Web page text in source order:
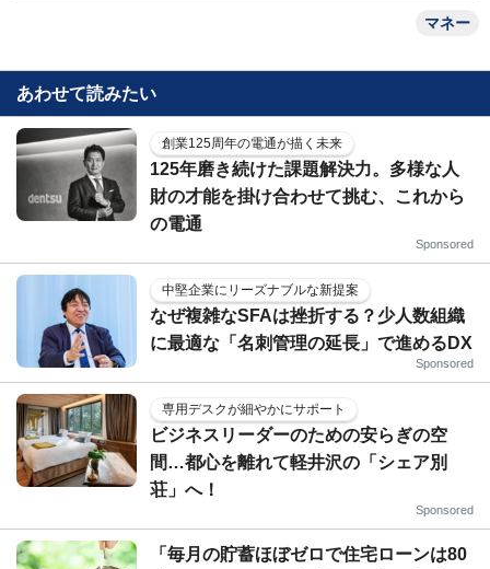
マネー
あわせて読みたい
創業125周年の電通が描く未来
125年磨き続けた課題解決力。多様な人
財の才能を掛け合わせて挑む、これから
の電通
Sponsored
中堅企業にリーズナブルな新提案
なぜ複雑なSFAは挫折する？少人数組織
に最適な「名刺管理の延長」で進めるDX
Sponsored
専用デスクが細やかにサポート
ビジネスリーダーのための安らぎの空
間…都心を離れて軽井沢の「シェア別
荘」へ！
Sponsored
「毎月の貯蓄ほぼゼロで住宅ローンは80